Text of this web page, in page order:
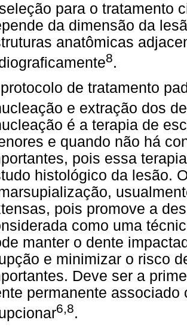
para o tratamento
da dimensão da
anatômicas
8.
de tratamento
e extração dos
é a terapia de
e quando não há
pois essa
histológico da lesão.
pois promove a
como uma
manter o dente
e minimizar o risco
Deve ser a
permanente
6,8.